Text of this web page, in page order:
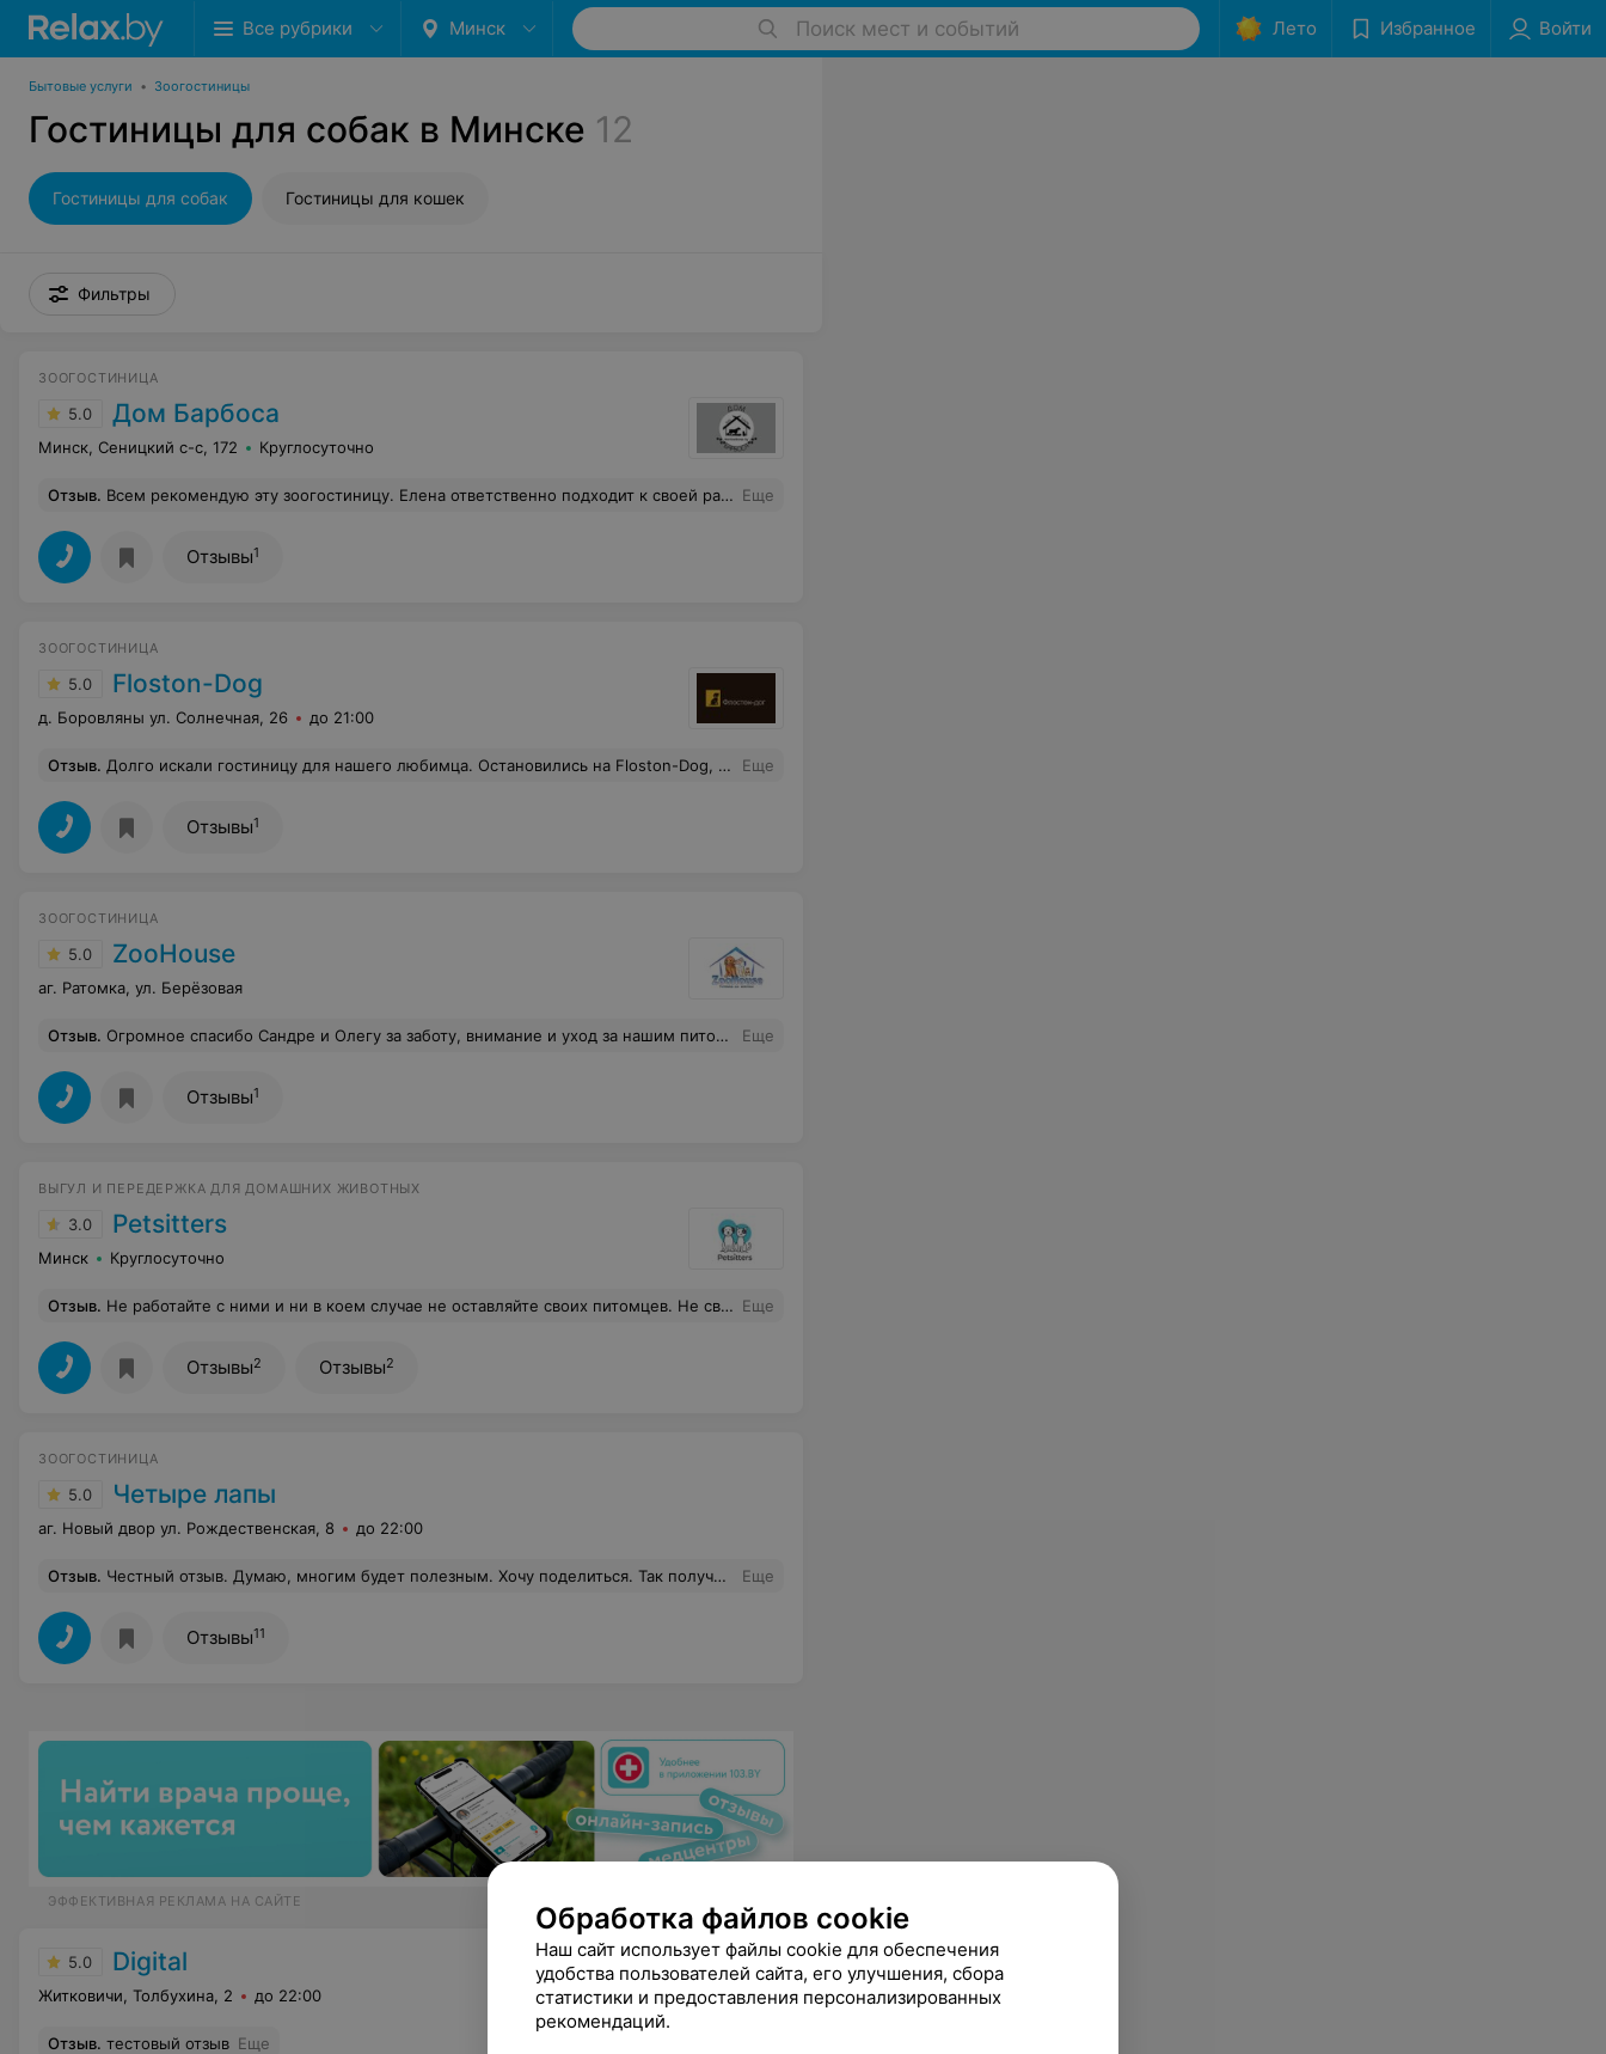
Все рубрики Минск Поиск мест и событий Лето Избранное Войти
Бытовые услуги • Зоогостиницы
Гостиницы для собак в Минске 12
Гостиницы для собак Гостиницы для кошек
Фильтры
ЗООГОСТИНИЦА
5.0 Дом Барбоса
Минск, Сеницкий с-с, 172 Круглосуточно
Отзыв. Всем рекомендую эту зоогостиницу. Елена ответственно подходит к своей работе. Видно что обожает животных и то чем занимается. Старается уделить максимум внимания каждому питомцу. Присылает фото и видео. Когда ваша собака не хочет уезжать (и, наоборот, — с радостью готова остаться) – любому собаководу это скажет о многом. Грей, приедет еще не раз к вам))) Еще раз огромное спасибо Еще
Отзывы1
ЗООГОСТИНИЦА
5.0 Floston-Dog
д. Боровляны ул. Солнечная, 26 до 21:00
Отзыв. Долго искали гостиницу для нашего любимца. Остановились на Floston-Dog, ни разу не пожалели! В течение недели присылали видео сообщения, фото нашего Дерека. Был покормлен, выгулен, жил в отапливаемом помещении и встретил нас счастливым! Благодарны за доброе отношение к нашей овчарке. На будущее вопрос о поиске гостиницы для нашего питомца не стоит. Только к Вам! Спасибо!!! И привет от Дерека!!! Еще
Отзывы1
ЗООГОСТИНИЦА
5.0 ZooHouse
аг. Ратомка, ул. Берёзовая
Отзыв. Огромное спасибо Сандре и Олегу за заботу, внимание и уход за нашим питомцем. Всё было на высшем уровне. Рекомендую. Еще
Отзывы1
ВЫГУЛ И ПЕРЕДЕРЖКА ДЛЯ ДОМАШНИХ ЖИВОТНЫХ
3.0 Petsitters
Минск Круглосуточно
Отзыв. Не работайте с ними и ни в коем случае не оставляйте своих питомцев. Не связывайтесь, берут большие деньги и не предоставляют никакого сервиса. Собаки "убегают", "теряются". Специалистов на работу принимают абсолютно всех, по 2х минутному разговору по видеосвязи. В случае если во время передержки что то случается - платформа не несет за это никакую ответственность. Еще
Отзывы2 Отзывы2
ЗООГОСТИНИЦА
5.0 Четыре лапы
аг. Новый двор ул. Рождественская, 8 до 22:00
Отзыв. Честный отзыв. Думаю, многим будет полезным. Хочу поделиться. Так получилось, что пришлось искать любому собакену гостиницу. Он, мой мальчик, очень возрастной и всегда оставался у родителей. Но тут форс-мажор. Оставить было не у кого и пришлось изучать варианты передержек. Я очень досконально и ответственно всех изучила. Условия, отзывы, общение (звонила и общалась), цены (это лично мне было не важно). И в итоге остановилась на гостишке четыре лапы в новом дворе. Это место находится за городом. Да, надо ехать нормально. Но! Животным выделяют отдельную комнату, не клетку, вольер, загон ( это дичь вообще). А именно у каждого питомца своя комната. Плюс нахождения за городом - это частный сектор со своей территорией. Где очень красиво, уютно, чисто. Хозяйка внимательная. Постоянно по несколько раз в день присылала фото и видео моего мальчика. Как с ним гуляют, как он играет с другими собаками. Реально пес был как в лагере! И стоимость такого внимания при этом самая низкая Еще
Отзывы11
ЭФФЕКТИВНАЯ РЕКЛАМА НА САЙТЕ
5.0 Digital
Житковичи, Толбухина, 2 до 22:00
Отзыв. тестовый отзыв Еще
Обработка файлов cookie
Наш сайт использует файлы cookie для обеспечения
удобства пользователей сайта, его улучшения, сбора
статистики и предоставления персонализированных
рекомендаций.